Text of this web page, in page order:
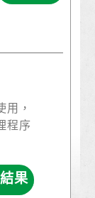
用，
程序
果